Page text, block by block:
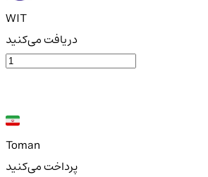
WIT
دریافت می‌کنید
Toman
پرداخت می‌کنید